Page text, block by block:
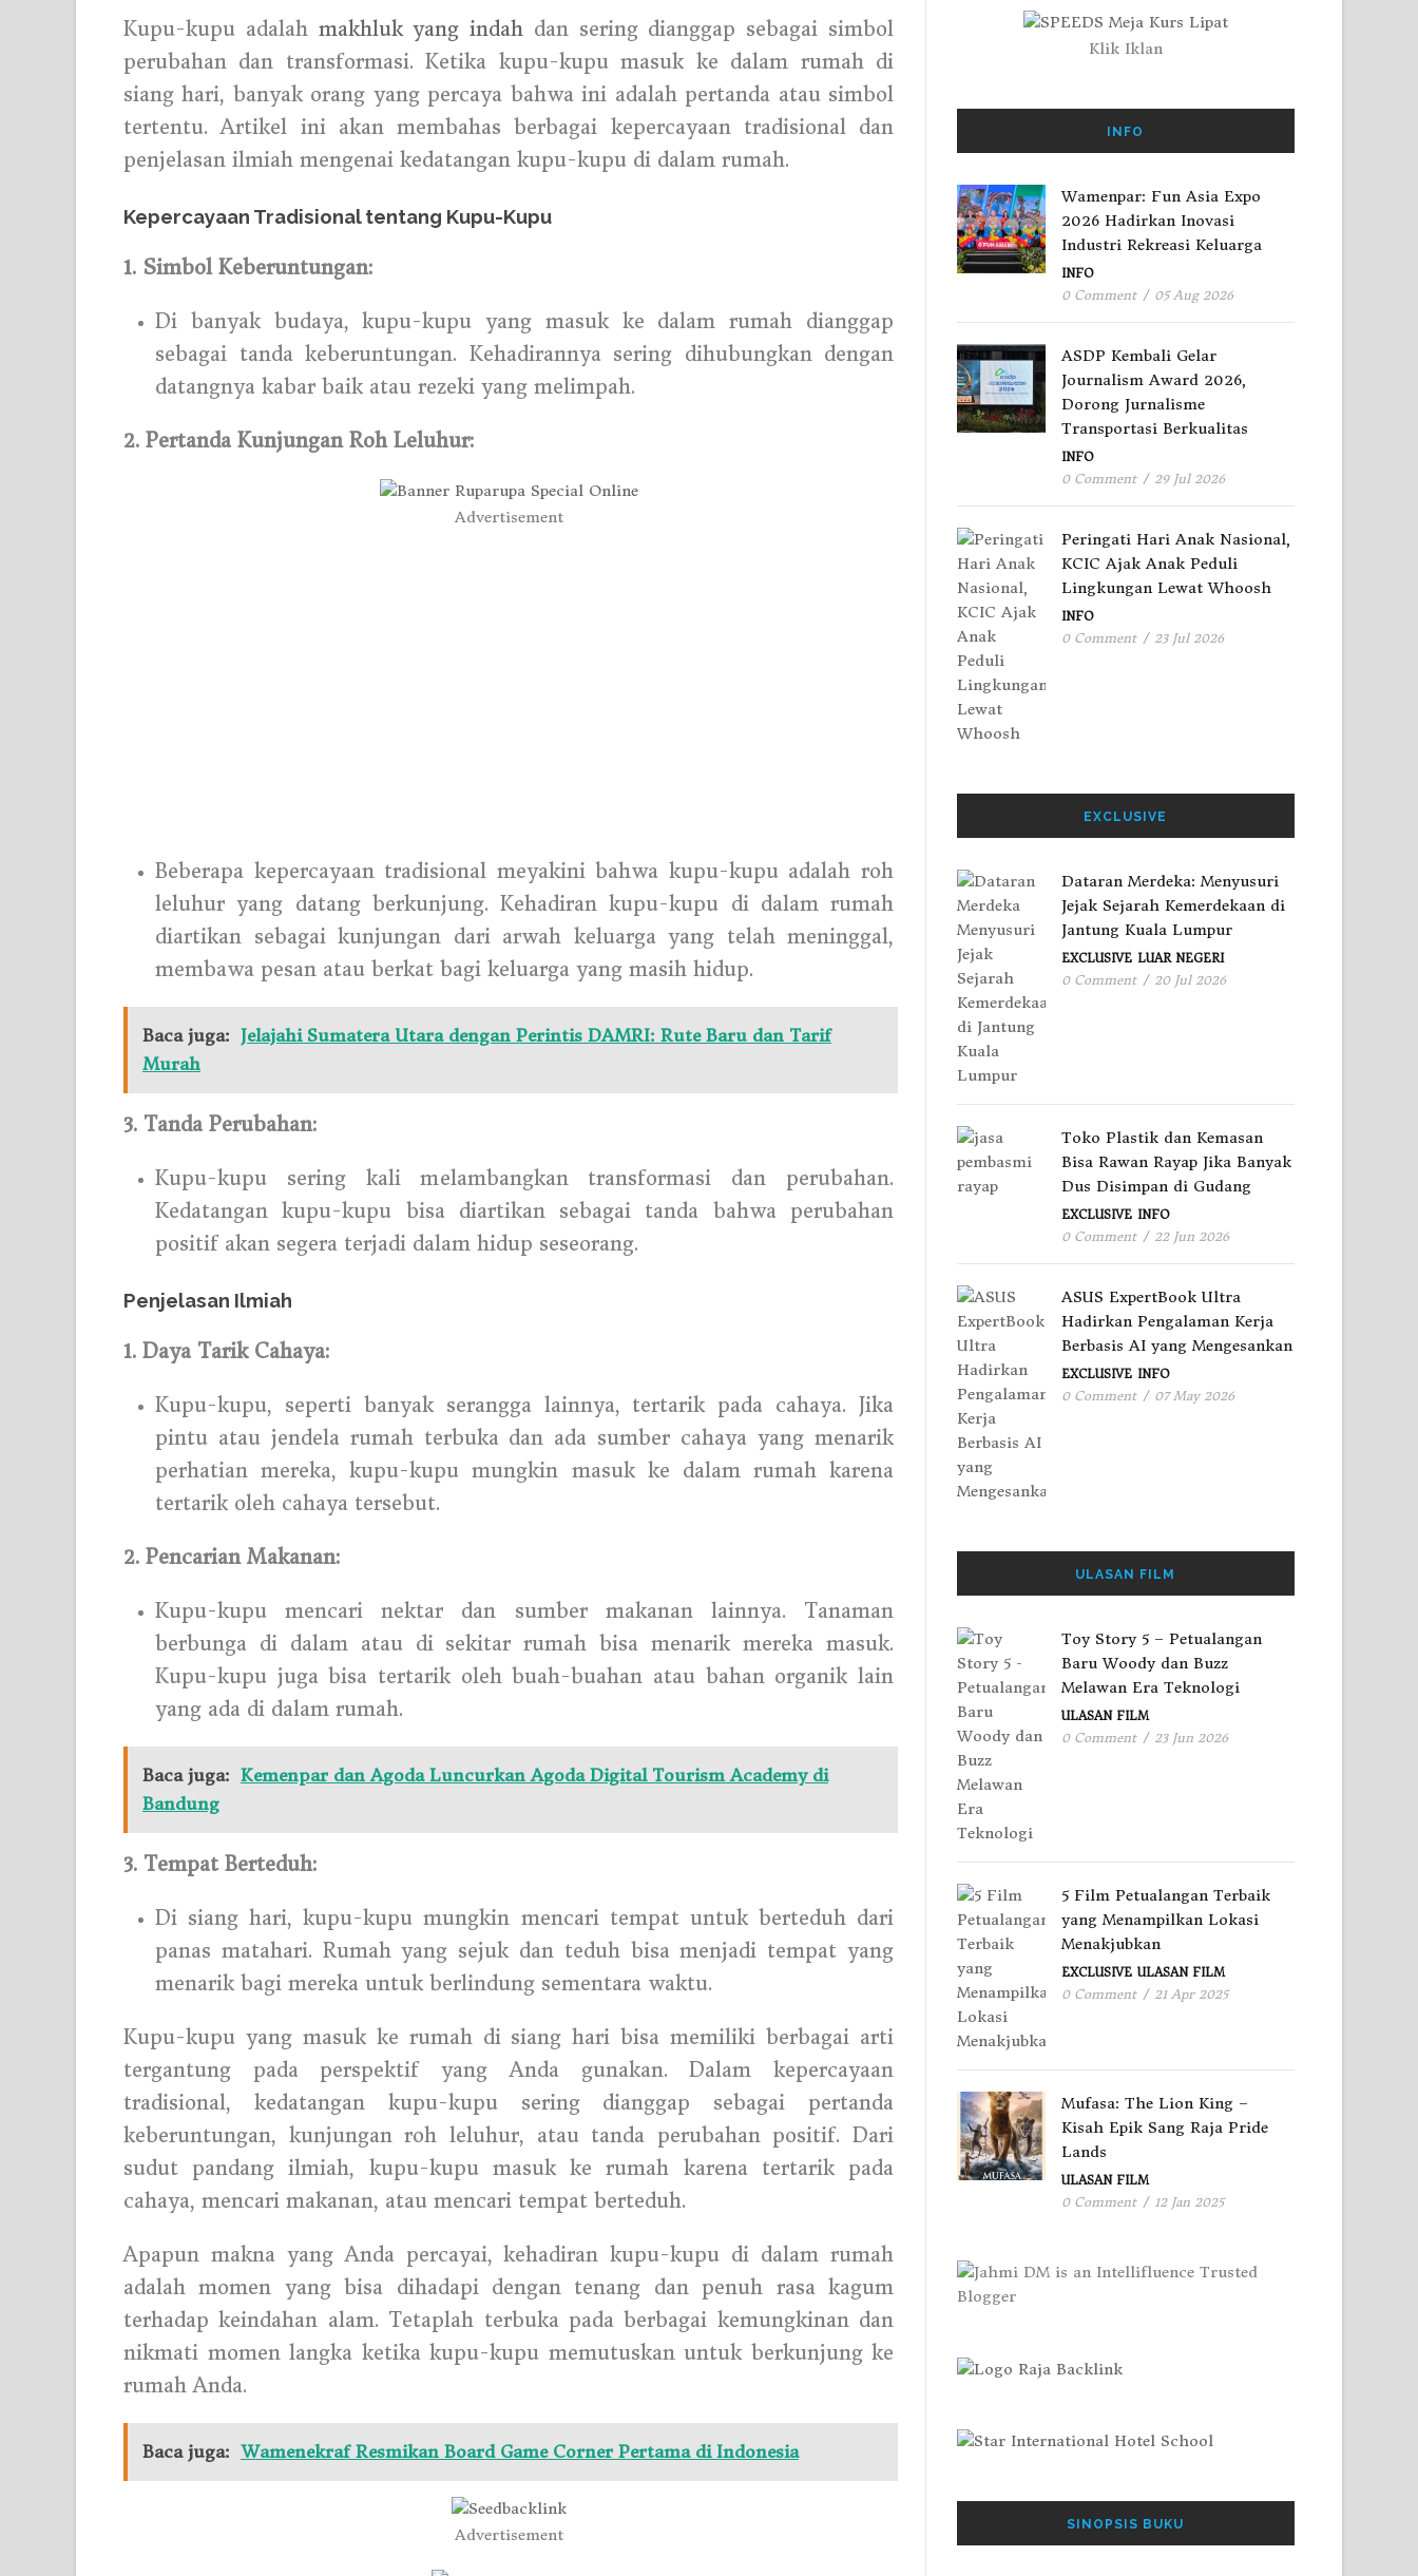
Kupu-kupu adalah makhluk yang indah dan sering dianggap sebagai simbol
perubahan dan transformasi. Ketika kupu-kupu masuk ke dalam rumah di
siang hari, banyak orang yang percaya bahwa ini adalah pertanda atau simbol
tertentu. Artikel ini akan membahas berbagai kepercayaan tradisional dan
penjelasan ilmiah mengenai kedatangan kupu-kupu di dalam rumah.
Kepercayaan Tradisional tentang Kupu-Kupu
1. Simbol Keberuntungan:
Di banyak budaya, kupu-kupu yang masuk ke dalam rumah dianggap
sebagai tanda keberuntungan. Kehadirannya sering dihubungkan dengan
datangnya kabar baik atau rezeki yang melimpah.
2. Pertanda Kunjungan Roh Leluhur:
Advertisement
Beberapa kepercayaan tradisional meyakini bahwa kupu-kupu adalah roh
leluhur yang datang berkunjung. Kehadiran kupu-kupu di dalam rumah
diartikan sebagai kunjungan dari arwah keluarga yang telah meninggal,
membawa pesan atau berkat bagi keluarga yang masih hidup.
Baca juga: Jelajahi Sumatera Utara dengan Perintis DAMRI: Rute Baru dan Tarif
Murah
3. Tanda Perubahan:
Kupu-kupu sering kali melambangkan transformasi dan perubahan.
Kedatangan kupu-kupu bisa diartikan sebagai tanda bahwa perubahan
positif akan segera terjadi dalam hidup seseorang.
Penjelasan Ilmiah
1. Daya Tarik Cahaya:
Kupu-kupu, seperti banyak serangga lainnya, tertarik pada cahaya. Jika
pintu atau jendela rumah terbuka dan ada sumber cahaya yang menarik
perhatian mereka, kupu-kupu mungkin masuk ke dalam rumah karena
tertarik oleh cahaya tersebut.
2. Pencarian Makanan:
Kupu-kupu mencari nektar dan sumber makanan lainnya. Tanaman
berbunga di dalam atau di sekitar rumah bisa menarik mereka masuk.
Kupu-kupu juga bisa tertarik oleh buah-buahan atau bahan organik lain
yang ada di dalam rumah.
Baca juga: Kemenpar dan Agoda Luncurkan Agoda Digital Tourism Academy di
Bandung
3. Tempat Berteduh:
Di siang hari, kupu-kupu mungkin mencari tempat untuk berteduh dari
panas matahari. Rumah yang sejuk dan teduh bisa menjadi tempat yang
menarik bagi mereka untuk berlindung sementara waktu.
Kupu-kupu yang masuk ke rumah di siang hari bisa memiliki berbagai arti
tergantung pada perspektif yang Anda gunakan. Dalam kepercayaan
tradisional, kedatangan kupu-kupu sering dianggap sebagai pertanda
keberuntungan, kunjungan roh leluhur, atau tanda perubahan positif. Dari
sudut pandang ilmiah, kupu-kupu masuk ke rumah karena tertarik pada
cahaya, mencari makanan, atau mencari tempat berteduh.
Apapun makna yang Anda percayai, kehadiran kupu-kupu di dalam rumah
adalah momen yang bisa dihadapi dengan tenang dan penuh rasa kagum
terhadap keindahan alam. Tetaplah terbuka pada berbagai kemungkinan dan
nikmati momen langka ketika kupu-kupu memutuskan untuk berkunjung ke
rumah Anda.
Baca juga: Wamenekraf Resmikan Board Game Corner Pertama di Indonesia
Advertisement
Klik Iklan
INFO
Wamenpar: Fun Asia Expo
2026 Hadirkan Inovasi
Industri Rekreasi Keluarga
INFO
0 Comment / 05 Aug 2026
ASDP Kembali Gelar
Journalism Award 2026,
Dorong Jurnalisme
Transportasi Berkualitas
INFO
0 Comment / 29 Jul 2026
Peringati Hari Anak Nasional,
KCIC Ajak Anak Peduli
Lingkungan Lewat Whoosh
INFO
0 Comment / 23 Jul 2026
EXCLUSIVE
Dataran Merdeka: Menyusuri
Jejak Sejarah Kemerdekaan di
Jantung Kuala Lumpur
EXCLUSIVE LUAR NEGERI
0 Comment / 20 Jul 2026
Toko Plastik dan Kemasan
Bisa Rawan Rayap Jika Banyak
Dus Disimpan di Gudang
EXCLUSIVE INFO
0 Comment / 22 Jun 2026
ASUS ExpertBook Ultra
Hadirkan Pengalaman Kerja
Berbasis AI yang Mengesankan
EXCLUSIVE INFO
0 Comment / 07 May 2026
ULASAN FILM
Toy Story 5 – Petualangan
Baru Woody dan Buzz
Melawan Era Teknologi
ULASAN FILM
0 Comment / 23 Jun 2026
5 Film Petualangan Terbaik
yang Menampilkan Lokasi
Menakjubkan
EXCLUSIVE ULASAN FILM
0 Comment / 21 Apr 2025
Mufasa: The Lion King –
Kisah Epik Sang Raja Pride
Lands
ULASAN FILM
0 Comment / 12 Jan 2025
SINOPSIS BUKU